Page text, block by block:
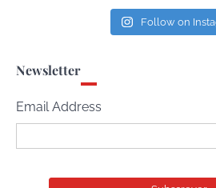
Follow on
Newsletter
Email Address